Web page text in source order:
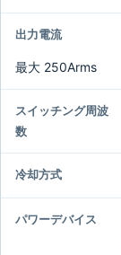
最大 250Arms